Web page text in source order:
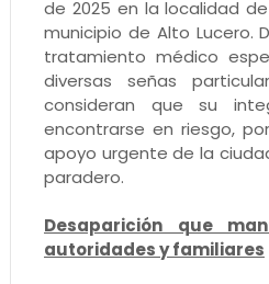
de 2025 en la localidad
municipio de Alto Lucero.
tratamiento médico
diversas señas
consideran que su
encontrarse en riesgo,
apoyo urgente de la
paradero.
Desaparición que
autoridades y familiares